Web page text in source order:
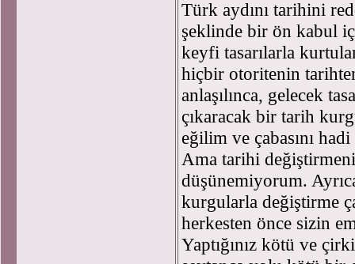
Türk aydını tarihini
şeklinde bir ön kabul
keyfi tasarılarla
hiçbir otoritenin
anlaşılınca, gelecek
çıkaracak bir tarih
eğilim ve çabasını
Ama tarihi
düşünemiyorum.
kurgularla değiştirme
herkesten önce sizin
Yaptığınız kötü ve